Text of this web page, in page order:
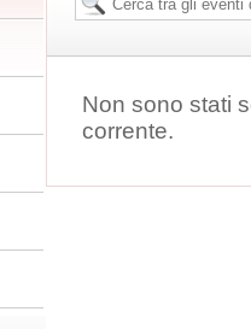
Non sono stati
corrente.